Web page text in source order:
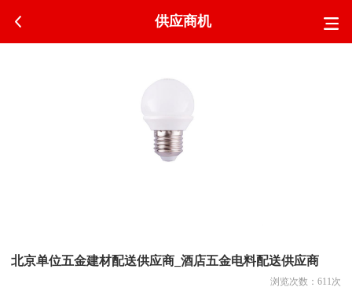
供应商机
北京单位五金建材配送供应商_酒店五金电料配送供应商
浏览次数： 611 次